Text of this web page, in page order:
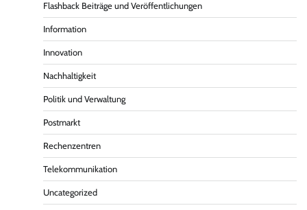
Flashback Beiträge und Veröffentlichungen
Information
Innovation
Nachhaltigkeit
Politik und Verwaltung
Postmarkt
Rechenzentren
Telekommunikation
Uncategorized